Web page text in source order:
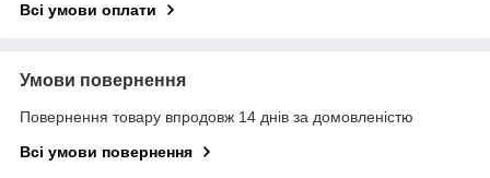
Всі умови оплати
Умови повернення
Повернення товару впродовж 14 днів за домовленістю
Всі умови повернення